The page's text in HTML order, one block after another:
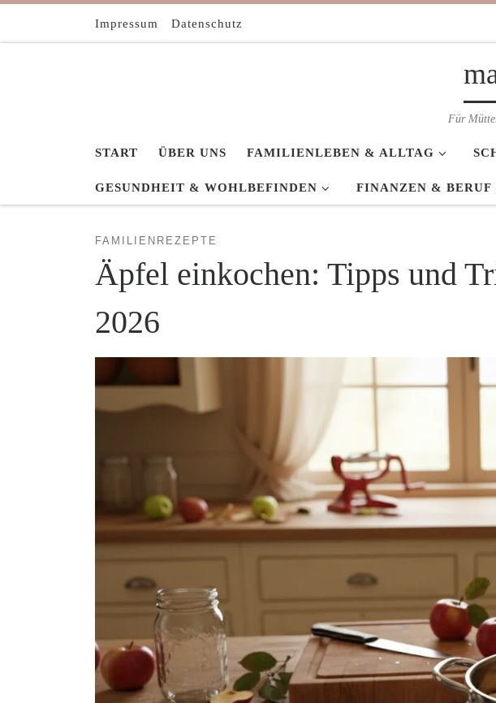
Zum Inhalt springen
Impressum Datenschutz
Für
START ÜBER UNS FAMILIENLEBEN & ALLTAG
GESUNDHEIT & WOHLBEFINDEN FINANZEN & BERUF
FAMILIENREZEPTE
Äpfel einkochen: Tipps und
2026